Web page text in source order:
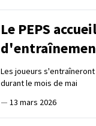
Le PEPS
Les joueurs
durant le mois de mai
— 13 mars 2026